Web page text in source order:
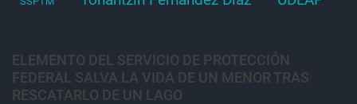
ELEMENTO DEL SERVICIO DE PROTECCIÓN
FEDERAL SALVA LA VIDA DE UN MENOR TRAS
RESCATARLO DE UN LAGO